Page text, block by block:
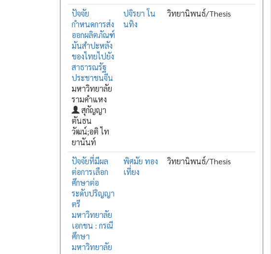
ปัจจัย
กำหนดการส่ง
ออกผลิตภัณฑ์
มันสำปะหลัง
ของไทยไปยัง
สาธารณรัฐ
ประชาชนจีน
มหาวิทยาลัย
รามคำแหง
สุกัญญา
ตันธน
วัฒน์;อติ ไท
ยานันท์
ปจิรยา โน
นทิง
วิทยานิพนธ์/Thesis
ปัจจัยที่มีผล
ต่อการเลือก
ศึกษาต่อ
ระดับปริญญา
ตรี
มหาวิทยาลัย
เอกชน : กรณี
ศึกษา
มหาวิทยาลัย
พิศมัย ทอง
เที่ยง
วิทยานิพนธ์/Thesis